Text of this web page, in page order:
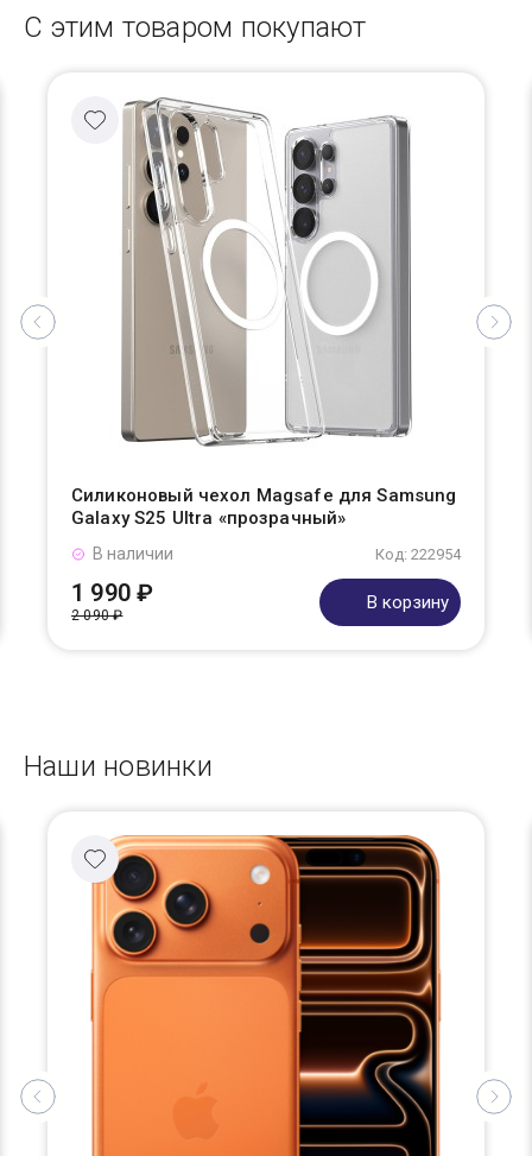
С этим товаром покупают
Силиконовый чехол Magsafe для Samsung
Galaxy S25 Ultra «прозрачный»
Код: 222954
В наличии
1 990 ₽
2 090 ₽
В корзину
Наши новинки